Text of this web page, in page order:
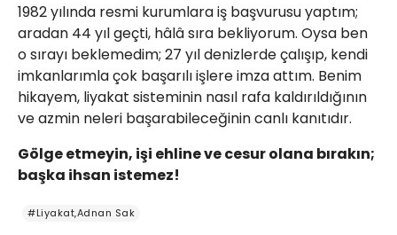
​1982 yılında resmi kurumlara iş başvurusu yaptım;
aradan 44 yıl geçti, hâlâ sıra bekliyorum. Oysa ben
o sırayı beklemedim; 27 yıl denizlerde çalışıp, kendi
imkanlarımla çok başarılı işlere imza attım. Benim
hikayem, liyakat sisteminin nasıl rafa kaldırıldığının
ve azmin neleri başarabileceğinin canlı kanıtıdır.
​Gölge etmeyin, işi ehline ve cesur olana bırakın;
başka ihsan istemez!
#Liyakat,Adnan Sak